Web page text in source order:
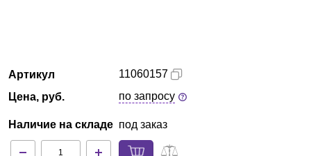
Блог
Партнеры
Артикул
Цена, руб.
Наличие на складе
11060157
по запросу
под заказ